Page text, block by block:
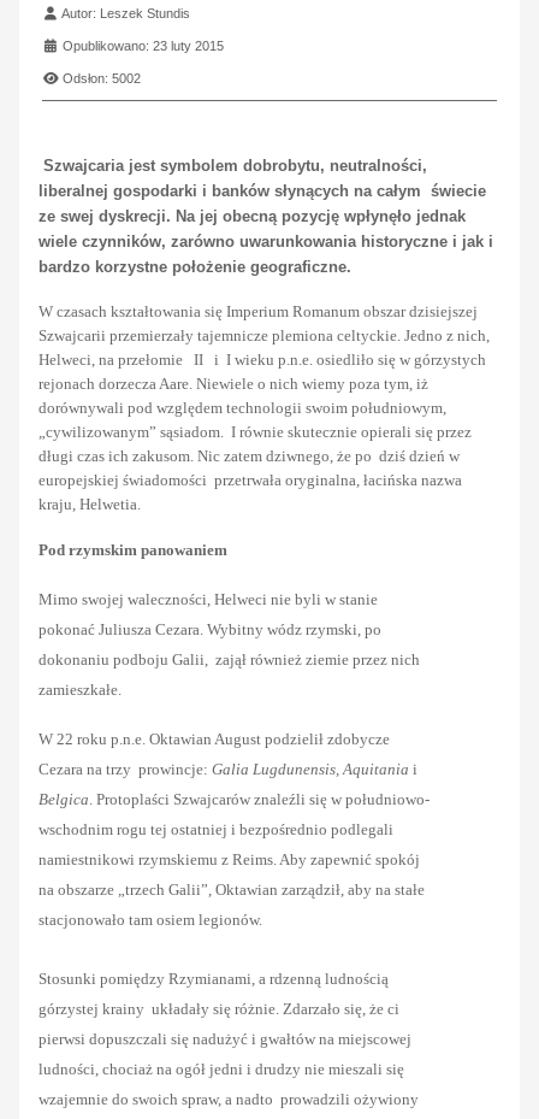
Szczegóły
Autor: Leszek Stundis
Opublikowano: 23 luty 2015
Odsłon: 5002
Szwajcaria jest symbolem dobrobytu, neutralności,
liberalnej gospodarki i banków słynących na całym świecie
ze swej dyskrecji. Na jej obecną pozycję wpłynęło jednak
wiele czynników, zarówno uwarunkowania historyczne i jak i
bardzo korzystne położenie geograficzne.
W czasach kształtowania się Imperium Romanum obszar dzisiejszej
Szwajcarii przemierzały tajemnicze plemiona celtyckie. Jedno z nich,
Helweci, na przełomie II i I wieku p.n.e. osiedliło się w górzystych
rejonach dorzecza Aare. Niewiele o nich wiemy poza tym, iż
dorównywali pod względem technologii swoim południowym,
„cywilizowanym” sąsiadom. I równie skutecznie opierali się przez
długi czas ich zakusom. Nic zatem dziwnego, że po dziś dzień w
europejskiej świadomości przetrwała oryginalna, łacińska nazwa
kraju, Helwetia.
Pod rzymskim panowaniem
Mimo swojej waleczności, Helweci nie byli w stanie
pokonać Juliusza Cezara. Wybitny wódz rzymski, po
dokonaniu podboju Galii, zajął również ziemie przez nich
zamieszkałe.
W 22 roku p.n.e. Oktawian August podzielił zdobycze
Cezara na trzy prowincje: Galia Lugdunensis, Aquitania i
Belgica. Protoplaści Szwajcarów znaleźli się w południowo-
wschodnim rogu tej ostatniej i bezpośrednio podlegali
namiestnikowi rzymskiemu z Reims. Aby zapewnić spokój
na obszarze „trzech Galii”, Oktawian zarządził, aby na stałe
stacjonowało tam osiem legionów.
Stosunki pomiędzy Rzymianami, a rdzenną ludnością
górzystej krainy układały się różnie. Zdarzało się, że ci
pierwsi dopuszczali się nadużyć i gwałtów na miejscowej
ludności, chociaż na ogół jedni i drudzy nie mieszali się
wzajemnie do swoich spraw, a nadto prowadzili ożywiony